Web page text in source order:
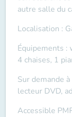
autre salle du
Localisation :
Équipements :
4 chaises, 1
Sur demande à
lecteur DVD,
Accessible